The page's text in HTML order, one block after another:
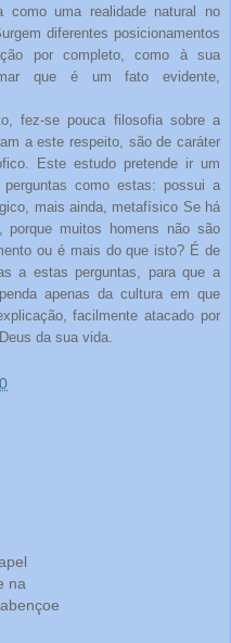
como uma realidade natural no
diferentes posicionamentos
por completo, como à sua
que é um fato evidente,
fez-se pouca filosofia sobre a
a este respeito, são de caráter
Este estudo pretende ir um
perguntas como estas: possui a
mais ainda, metafísico Se há
porque muitos homens não são
ou é mais do que isto? É de
a estas perguntas, para que a
apenas da cultura em que
facilmente atacado por
da sua vida.
na